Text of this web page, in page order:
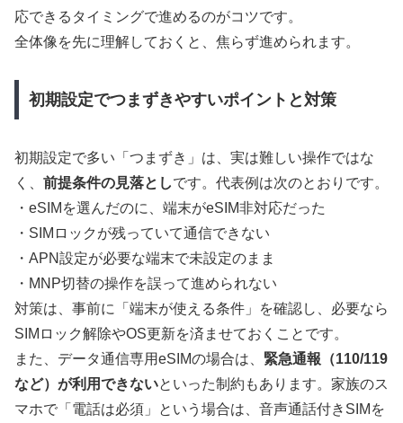
応できるタイミングで進めるのがコツです。
全体像を先に理解しておくと、焦らず進められます。
初期設定でつまずきやすいポイントと対策
初期設定で多い「つまずき」は、実は難しい操作ではな
く、 前提条件の見落としです。代表例は次のとおりです。
・eSIMを選んだのに、端末がeSIM非対応だった
・SIMロックが残っていて通信できない
・APN設定が必要な端末で未設定のまま
・MNP切替の操作を誤って進められない
対策は、事前に「端末が使える条件」を確認し、必要なら
SIMロック解除やOS更新を済ませておくことです。
また、データ通信専用eSIMの場合は、 緊急通報（110/119
など）が利用できないといった制約もあります。家族のス
マホで「電話は必須」という場合は、音声通話付きSIMを